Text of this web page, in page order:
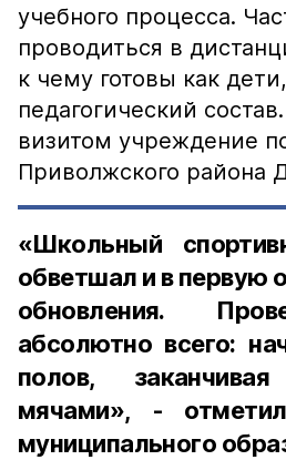
учебного процесса.
проводиться в
к чему готовы как
педагогический
визитом учреждение
Приволжского района
«Школьный
обветшал и в первую
обновления.
абсолютно всего:
полов,
мячами», -
муниципального